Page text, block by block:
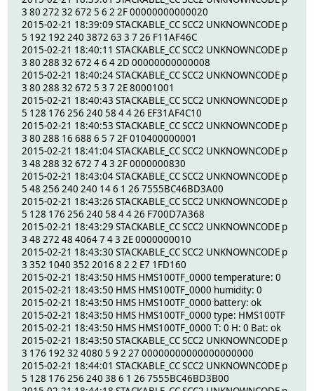
3 80 272 32 672 5 6 2 2F 00000000000020
2015-02-21 18:39:09 STACKABLE_CC SCC2 UNKNOWNCODE p
5 192 192 240 3872 63 3 7 26 F11AF46C
2015-02-21 18:40:11 STACKABLE_CC SCC2 UNKNOWNCODE p
3 80 288 32 672 4 6 4 2D 00000000000008
2015-02-21 18:40:24 STACKABLE_CC SCC2 UNKNOWNCODE p
3 80 288 32 672 5 3 7 2E 80001001
2015-02-21 18:40:43 STACKABLE_CC SCC2 UNKNOWNCODE p
5 128 176 256 240 58 4 4 26 EF31AF4C10
2015-02-21 18:40:53 STACKABLE_CC SCC2 UNKNOWNCODE p
3 80 288 16 688 6 5 7 2F 010400000001
2015-02-21 18:41:04 STACKABLE_CC SCC2 UNKNOWNCODE p
3 48 288 32 672 7 4 3 2F 0000000830
2015-02-21 18:43:04 STACKABLE_CC SCC2 UNKNOWNCODE p
5 48 256 240 240 14 6 1 26 7555BC46BD3A00
2015-02-21 18:43:26 STACKABLE_CC SCC2 UNKNOWNCODE p
5 128 176 256 240 58 4 4 26 F700D7A368
2015-02-21 18:43:29 STACKABLE_CC SCC2 UNKNOWNCODE p
3 48 272 48 4064 7 4 3 2E 0000000010
2015-02-21 18:43:30 STACKABLE_CC SCC2 UNKNOWNCODE p
3 352 1040 352 2016 8 2 2 E7 1FD160
2015-02-21 18:43:50 HMS HMS100TF_0000 temperature: 0
2015-02-21 18:43:50 HMS HMS100TF_0000 humidity: 0
2015-02-21 18:43:50 HMS HMS100TF_0000 battery: ok
2015-02-21 18:43:50 HMS HMS100TF_0000 type: HMS100TF
2015-02-21 18:43:50 HMS HMS100TF_0000 T: 0 H: 0 Bat: ok
2015-02-21 18:43:50 STACKABLE_CC SCC2 UNKNOWNCODE p
3 176 192 32 4080 5 9 2 27 00000000000000000000
2015-02-21 18:44:01 STACKABLE_CC SCC2 UNKNOWNCODE p
5 128 176 256 240 38 6 1 26 7555BC46BD3B00